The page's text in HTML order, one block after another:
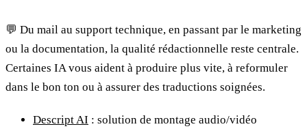
💬 Du mail au support technique, en passant par le marketing
ou la documentation, la qualité rédactionnelle reste centrale.
Certaines IA vous aident à produire plus vite, à reformuler
dans le bon ton ou à assurer des traductions soignées.
Descript AI : solution de montage audio/vidéo